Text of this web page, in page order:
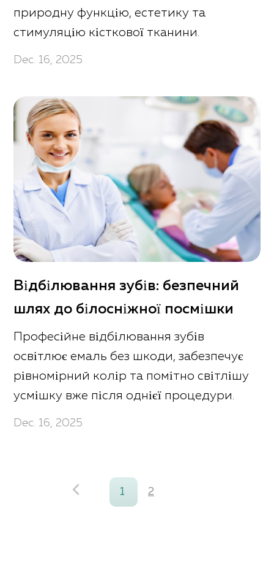
природну функцію, естетику та
стимуляцію кісткової тканини.
Dec. 16, 2025
Відбілювання зубів: безпечний
шлях до білосніжної посмішки
Професійне відбілювання зубів
освітлює емаль без шкоди, забезпечує
рівномірний колір та помітно світлішу
усмішку вже після однієї процедури.
Dec. 16, 2025
1 2